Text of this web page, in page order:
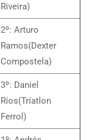
Riveira)
2º: Arturo
Ramos(Dexter
Compostela)
3º: Daniel
Ríos(Tríatlon
Ferrol)